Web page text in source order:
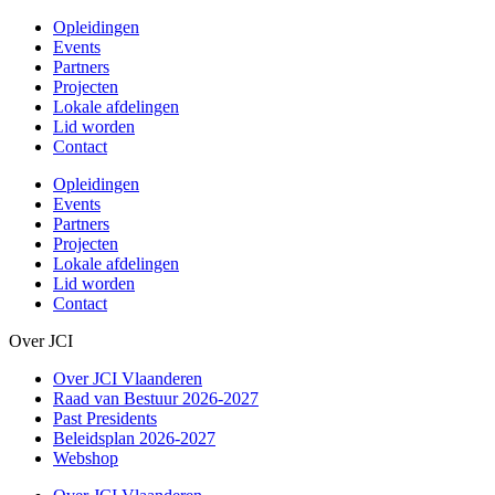
Opleidingen
Events
Partners
Projecten
Lokale afdelingen
Lid worden
Contact
Opleidingen
Events
Partners
Projecten
Lokale afdelingen
Lid worden
Contact
Over JCI
Over JCI Vlaanderen
Raad van Bestuur 2026-2027
Past Presidents
Beleidsplan 2026-2027
Webshop